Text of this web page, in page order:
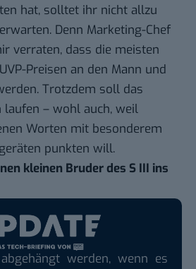
hat, solltet ihr nicht allzu
Denn Marketing-Chef
verraten, dass die meisten
Preisen an den Mann und
Trotzdem soll das
laufen – wohl auch, weil
Worten mit besonderem
punkten will.
kleinen Bruder des S III ins
werden, wenn es